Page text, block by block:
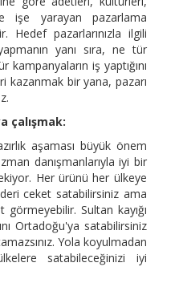
işe yarayan pazarlama
Hedef pazarlarınızla ilgili
yanı sıra, ne tür
iş yaptığını
kazanmak bir yana, pazarı
çalışmak:
aşaması büyük önem
danışmanlarıyla iyi bir
Her ürünü her ülkeye
ceket satabilirsiniz ama
Sultan kayığı
Ortadoğu'ya satabilirsiniz
Yola koyulmadan
satabileceğinizi iyi